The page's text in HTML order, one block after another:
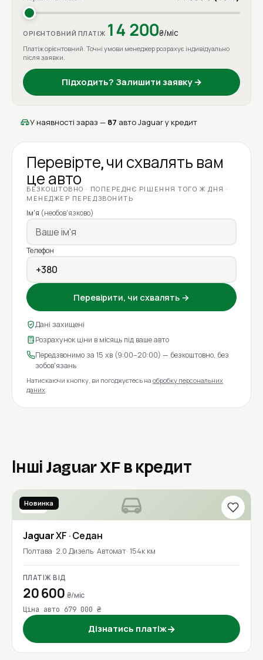
ОРІЄНТОВНИЙ ПЛАТІЖ 14 200₴/міс
Платіж орієнтовний. Точні умови менеджер розрахує індивідуально
після заявки.
Підходить? Залишити заявку →
У наявності зараз — 87 авто Jaguar у кредит
Перевірте, чи схвалять вам
це авто
БЕЗКОШТОВНО · ПОПЕРЕДНЄ РІШЕННЯ ТОГО Ж ДНЯ ·
МЕНЕДЖЕР ПЕРЕДЗВОНИТЬ
Ім'я (необов'язково)
Телефон
Перевірити, чи схвалять →
Дані захищені
Розрахунок ціни в місяць під ваше авто
Передзвонимо за 15 хв (9:00–20:00) — безкоштовно, без
зобов'язань
Натискаючи кнопку, ви погоджуєтесь на обробку персональних
даних.
Інші Jaguar XF в кредит
2016
Новинка
JaguarXF · Седан
Полтава 2.0 Дизель Автомат 154к км
ПЛАТІЖ ВІД
20 600 ₴/міс
Ціна авто 679 000 ₴
Дізнатись платіж→